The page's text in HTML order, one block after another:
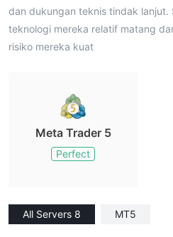
dan dukungan teknis tindak lanjut.
teknologi mereka relatif matang
risiko mereka kuat
Meta Trader 5
Perfect
All Servers 8 MT5